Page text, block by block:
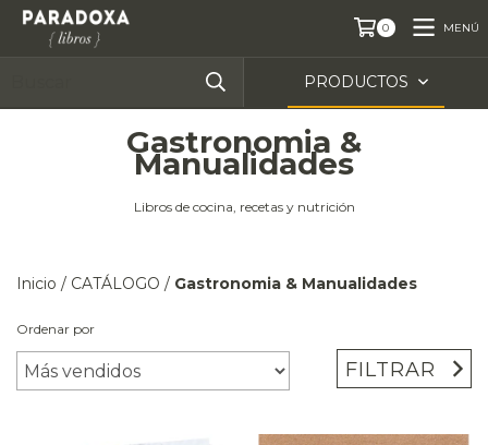
0 MENÚ
PRODUCTOS
Gastronomia &
Manualidades
Libros de cocina, recetas y nutrición
Inicio / CATÁLOGO / Gastronomia & Manualidades
Ordenar por
FILTRAR